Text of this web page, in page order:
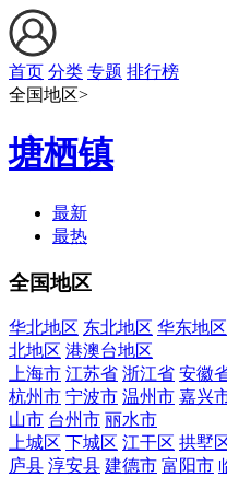
首页 分类 专题 排行榜
全国地区>
塘栖镇
最新
最热
全国地区
华北地区 东北地区 华东地区
北地区 港澳台地区
上海市 江苏省 浙江省 安徽
杭州市 宁波市 温州市 嘉兴
山市 台州市 丽水市
上城区 下城区 江干区 拱墅
庐县 淳安县 建德市 富阳市